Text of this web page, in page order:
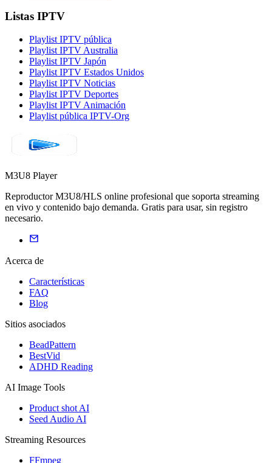
Listas IPTV
Playlist IPTV pública
Playlist IPTV Australia
Playlist IPTV Japón
Playlist IPTV Estados Unidos
Playlist IPTV Noticias
Playlist IPTV Deportes
Playlist IPTV Animación
Playlist pública IPTV-Org
M3U8 Player
Reproductor M3U8/HLS online profesional que soporta streaming
en vivo y contenido bajo demanda. Gratis para usar, sin registro
necesario.
Acerca de
Características
FAQ
Blog
Sitios asociados
BeadPattern
BestVid
ADHD Reading
AI Image Tools
Product shot AI
Seed Audio AI
Streaming Resources
FFmpeg